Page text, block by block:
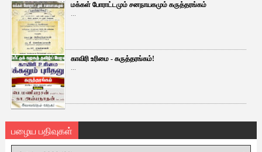
மக்கள் போராட்டமும் சனநாயகமும் கருத்தரங்கம்
...
காவிரி உரிமை - கருத்தரங்கம்!
...
பழைய பதிவுகள்